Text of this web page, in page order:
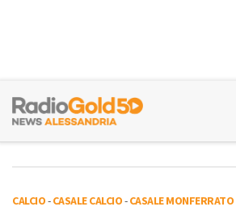
CALCIO-CASALE CALCIO-CASALE MONFERRATO